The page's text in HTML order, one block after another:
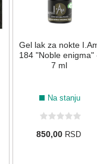
Gel lak za nokte
184 "Noble enigma"
7 ml
Na stanju
850,00 RSD